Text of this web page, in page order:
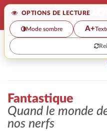
OPTIONS DE LECTURE
Mode sombre A+
>
Fantastique
Quand le monde
nos nerfs